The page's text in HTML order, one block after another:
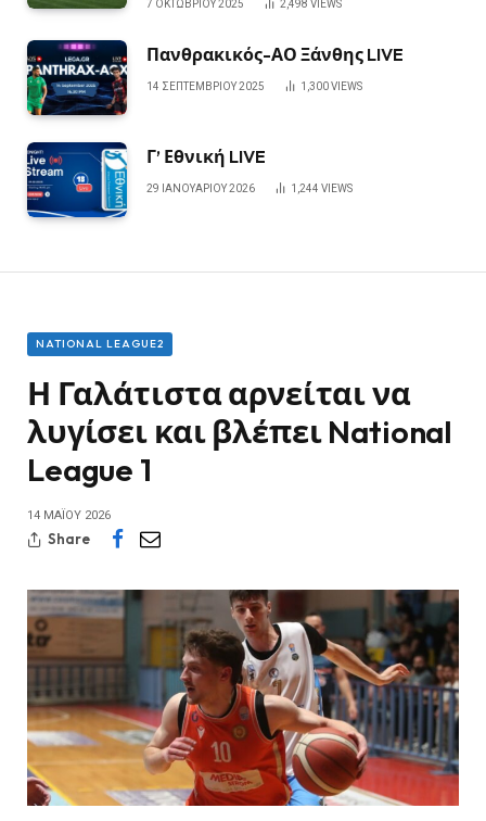
7 ΟΚΤΩΒΡΊΟΥ 2025 2,498 VIEWS
Πανθρακικός-ΑΟ Ξάνθης LIVE
14 ΣΕΠΤΕΜΒΡΊΟΥ 2025 1,300VIEWS
Γ’ Εθνική LIVE
29 ΙΑΝΟΥΑΡΊΟΥ 2026 1,244 VIEWS
NATIONAL LEAGUE2
Η Γαλάτιστα αρνείται να
λυγίσει και βλέπει National
League 1
14 ΜΑΪ́ΟΥ 2026
Share